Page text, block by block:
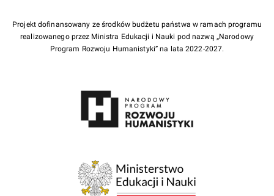
Projekt dofinansowany ze środków budżetu państwa w ramach programu
realizowanego przez Ministra Edukacji i Nauki pod nazwą „Narodowy
Program Rozwoju Humanistyki” na lata 2022-2027.